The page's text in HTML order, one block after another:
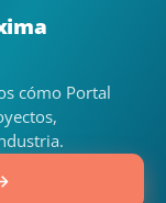
cómo Portal